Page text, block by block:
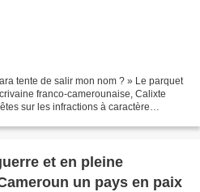
tente de salir mon nom ? » Le parquet
franco-camerounaise, Calixte
sur les infractions à caractère
et en pleine
un pays en paix